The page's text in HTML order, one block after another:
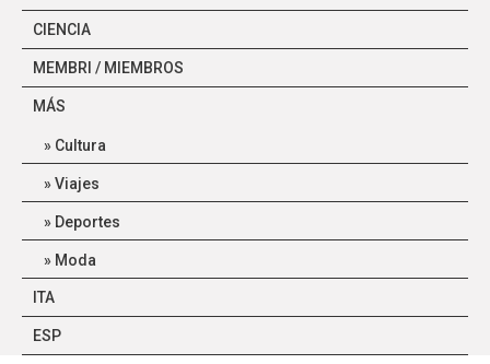
CIENCIA
MEMBRI / MIEMBROS
MÁS
Cultura
Viajes
Deportes
Moda
ITA
ESP